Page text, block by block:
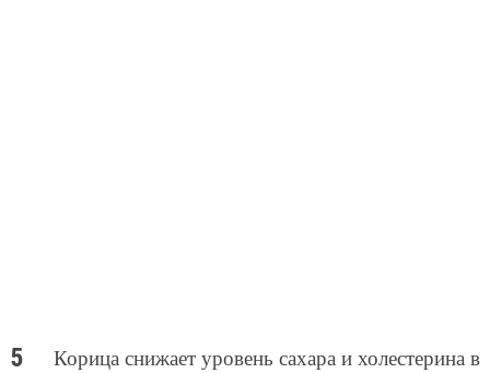
Корица снижает уровень сахара и холестерина в